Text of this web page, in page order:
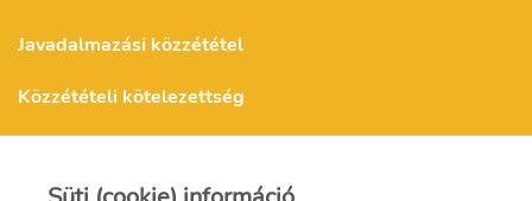
Javadalmazási közzététel
Közzétételi kötelezettség
Kapcsolat